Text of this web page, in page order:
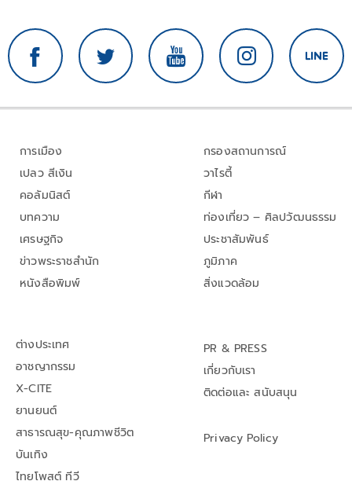
การเมือง
เปลว สีเงิน
คอลัมนิสต์
บทความ
เศรษฐกิจ
ข่าวพระราชสำนัก
หนังสือพิมพ์
กรองสถานการณ์
วาไรตี้
กีฬา
ท่องเที่ยว – ศิลปวัฒนธรรม
ประชาสัมพันธ์
ภูมิภาค
สิ่งแวดล้อม
ต่างประเทศ
อาชญากรรม
X-CITE
ยานยนต์
สาธารณสุข-คุณภาพชีวิต
บันเทิง
ไทยโพสต์ ทีวี
PR & PRESS
เกี่ยวกับเรา
ติดต่อและ สนับสนุน
Privacy Policy